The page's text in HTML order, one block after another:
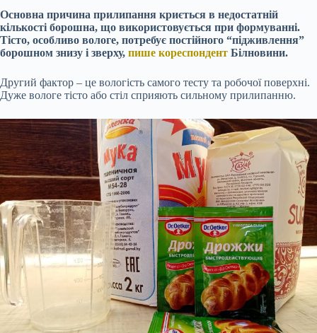
Основна причина прилипання криється в недостатній
кількості борошна, що використовується при формуванні.
Тісто, особливо вологе, потребує постійного “підживлення”
борошном знизу і зверху, пише кореспондент Білновини.
Другий фактор – це вологість самого тесту та робочої поверхні.
Дуже вологе тісто або стіл сприяють сильному прилипанню.